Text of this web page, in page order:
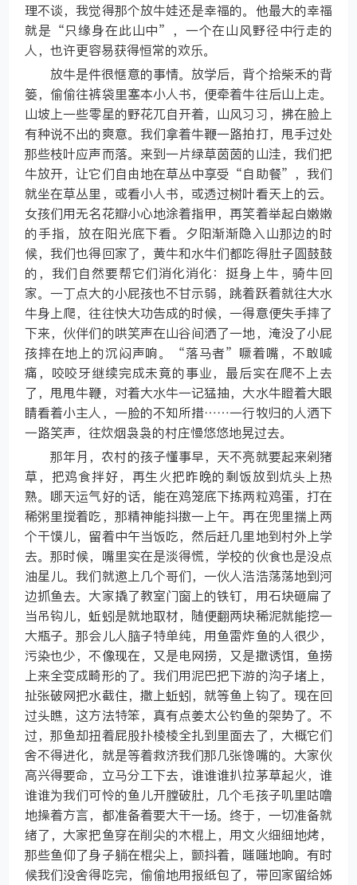
理不谈，我觉得那个放牛娃还是幸福的。他最大的幸福
就是“只缘身在此山中”，一个在山风野径中行走的
人，也许更容易获得恒常的欢乐。
放牛是件很惬意的事情。放学后，背个拾柴禾的背
篓，偷偷往裤袋里塞本小人书，便牵着牛往后山上走。
山坡上一些零星的野花兀自开着，山风习习，拂在脸上
有种说不出的爽意。我们拿着牛鞭一路拍打，甩手过处
那些枝叶应声而落。来到一片绿草茵茵的山洼，我们把
牛放开，让它们自由地在草丛中享受“自助餐”，我们
就坐在草丛里，或看小人书，或透过树叶看天上的云。
女孩们用无名花瓣小心地涂着指甲，再笑着举起白嫩嫩
的手指，放在阳光底下看。夕阳渐渐隐入山那边的时
候，我们也得回家了，黄牛和水牛们都吃得肚子圆鼓鼓
的，我们自然要帮它们消化消化：挺身上牛，骑牛回
家。一丁点大的小屁孩也不甘示弱，跳着跃着就往大水
牛身上爬，往往快大功告成的时候，一得意便失手摔了
下来，伙伴们的哄笑声在山谷间洒了一地，淹没了小屁
孩摔在地上的沉闷声响。“落马者”噘着嘴，不敢喊
痛，咬咬牙继续完成未竟的事业，最后实在爬不上去
了，甩甩牛鞭，对着大水牛一记猛抽，大水牛瞪着大眼
睛看着小主人，一脸的不知所措……一行牧归的人洒下
一路笑声，往炊烟袅袅的村庄慢悠悠地晃过去。
那年月，农村的孩子懂事早，天不亮就要起来剁猪
草，把鸡食拌好，再生火把昨晚的剩饭放到炕头上热
熟。哪天运气好的话，能在鸡笼底下拣两粒鸡蛋，打在
稀粥里搅着吃，那精神能抖擞一上午。再在兜里揣上两
个干馍儿，留着中午当饭吃，然后赶几里地到村外上学
去。那时候，嘴里实在是淡得慌，学校的伙食也是没点
油星儿。我们就邀上几个哥们，一伙人浩浩荡荡地到河
边抓鱼去。大家撬了教室门窗上的铁钉，用石块砸扁了
当吊钩儿，蚯蚓是就地取材，随便翻两块稀泥就能挖一
大瓶子。那会儿人脑子特单纯，用鱼雷炸鱼的人很少，
污染也少，不像现在，又是电网捞，又是撒诱饵，鱼捞
上来全变成畸形的了。我们用泥巴把下游的沟子堵上，
扯张破网把水截住，撒上蚯蚓，就等鱼上钩了。现在回
过头瞧，这方法特笨，真有点姜太公钓鱼的架势了。不
过，那鱼却扭着屁股扑棱棱全扎到里面去了，大概它们
舍不得进化，就是等着救济我们那几张馋嘴的。大家伙
高兴得要命，立马分工下去，谁谁谁扒拉茅草起火，谁
谁谁为我们可怜的鱼儿开膛破肚，几个毛孩子叽里咕噜
地操着方言，都准备着要大干一场。终于，一切准备就
绪了，大家把鱼穿在削尖的木棍上，用文火细细地烤，
那些鱼仰了身子躺在棍尖上，颤抖着，嗤嗤地响。有时
候我们没舍得吃完，偷偷地用报纸包了，带回家留给姊